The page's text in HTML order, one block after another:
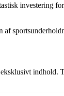
investering
af